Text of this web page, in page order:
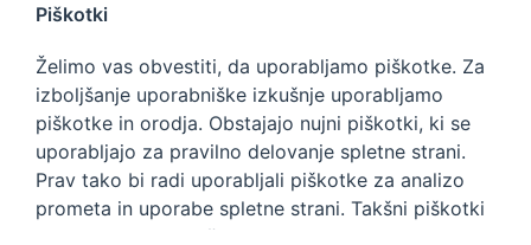
IT zaposlitev in informacij o delu v IT podjetjih v
Sloveniji.
BetterCareer
Piškotki
Želimo vas obvestiti, da uporabljamo piškotke. Za
izboljšanje uporabniške izkušnje uporabljamo
piškotke in orodja. Obstajajo nujni piškotki, ki se
uporabljajo za pravilno delovanje spletne strani.
Prav tako bi radi uporabljali piškotke za analizo
prometa in uporabe spletne strani. Takšni piškotki
se imenujejo analitični in za njihovo uporabo